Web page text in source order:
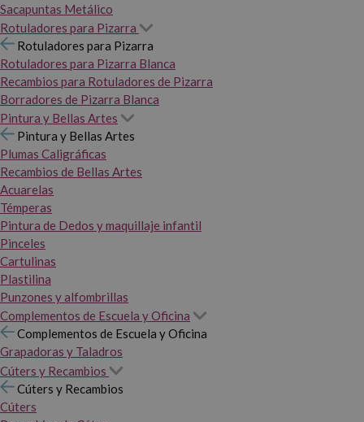
Sacapuntas Metálico
Rotuladores para Pizarra
Rotuladores para Pizarra
Rotuladores para Pizarra Blanca
Recambios para Rotuladores de Pizarra
Borradores de Pizarra Blanca
Pintura y Bellas Artes
Pintura y Bellas Artes
Plumas Caligráficas
Recambios de Bellas Artes
Acuarelas
Témperas
Pintura de Dedos y maquillaje infantil
Pinceles
Cartulinas
Plastilina
Punzones y alfombrillas
Complementos de Escuela y Oficina
Complementos de Escuela y Oficina
Grapadoras y Taladros
Cúters y Recambios
Cúters y Recambios
Cúters